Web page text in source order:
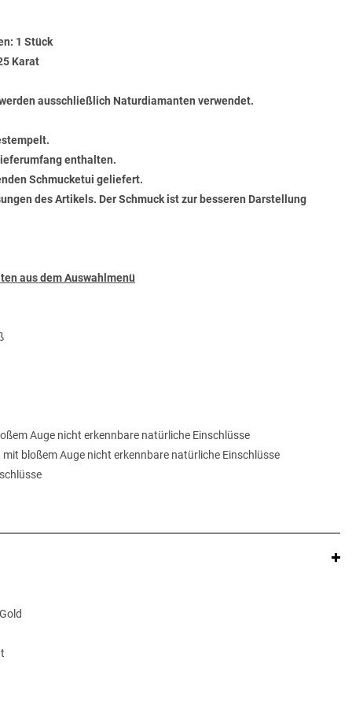
1 Stück
Karat
ausschließlich Naturdiamanten verwendet.
enthalten.
Schmucketui geliefert.
des Artikels. Der Schmuck ist zur besseren Darstellung
aus dem Auswahlmenü
Auge nicht erkennbare natürliche Einschlüsse
mit bloßem Auge nicht erkennbare natürliche Einschlüsse